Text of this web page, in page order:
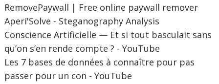
RemovePaywall | Free online paywall remover
Aperi'Solve - Steganography Analysis
Conscience Artificielle — Et si tout basculait sans
qu’on s’en rende compte ? - YouTube
Les 7 bases de données à connaître pour pas
passer pour un con - YouTube